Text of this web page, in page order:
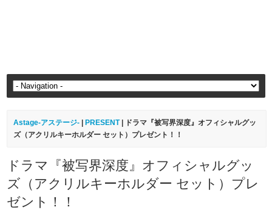
Astage-アステージ- PRESENT| ドラマ『被写界深度』オフィシャルグッ
ズ（アクリルキーホルダー セット）プレゼント！！
ドラマ『被写界深度』オフィシャルグッ
ズ（アクリルキーホルダー セット）プレ
ゼント！！